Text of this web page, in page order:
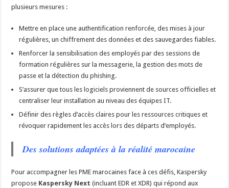
plusieurs mesures :
Mettre en place une authentification renforcée, des mises à jour
régulières, un chiffrement des données et des sauvegardes fiables.
Renforcer la sensibilisation des employés par des sessions de
formation régulières sur la messagerie, la gestion des mots de
passe et la détection du phishing.
S’assurer que tous les logiciels proviennent de sources officielles et
centraliser leur installation au niveau des équipes IT.
Définir des règles d’accès claires pour les ressources critiques et
révoquer rapidement les accès lors des départs d’employés.
Des solutions adaptées à la réalité marocaine
Pour accompagner les PME marocaines face à ces défis, Kaspersky
propose Kaspersky Next (incluant EDR et XDR) qui répond aux